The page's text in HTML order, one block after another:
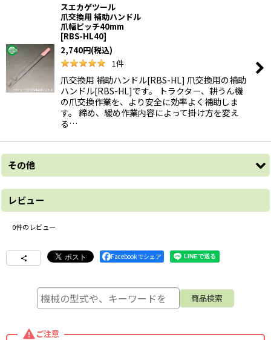
スエカゲツール
爪交換用 補助ハンドル
爪幅ピッチ40mm
[RBS-HL40]
2,740円(税込)
1件
爪交換用 補助ハンドル[RBS-HL] 爪交換用の補助
ハンドル[RBS-HL]です。 トラクター、耕うん機
の爪交換作業を、より安全に効率よく補助しま
す。 締め、緩め作業内容によって掛け方を変え
る…
その他
日本ブレード爪のご案内
※メーカーホームページからの抜粋です。
■ナタ爪
トラクターに初期装着されている日本ブレードの標準爪
リーズナブルで求めやすい価格帯、小馬力向きの仕様です。
反転性と耐久性に自信あり！
形状や焼き入れを見直し、高性能イーグル爪の性能を超える反転
※黒色と黄色のツートンカラータイプは廃番となりました。
レビュー
0件のレビュー
Facebookでシェア
ご注意